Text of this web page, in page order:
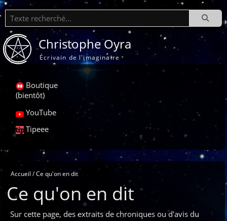
Recherche
Christophe Oyra
Écrivain de l'imaginaire
Boutique
(bientôt)
YouTube
Tipeee
Accueil Ce qu'on en dit
Ce qu'on en dit
Sur cette page, des extraits de chroniques ou d'avis du